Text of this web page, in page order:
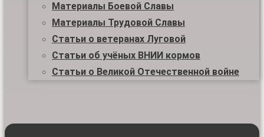
Материалы Боевой Славы
Материалы Трудовой Славы
Статьи о ветеранах Луговой
Статьи об учёных ВНИИ кормов
Статьи о Великой Отечественной войне